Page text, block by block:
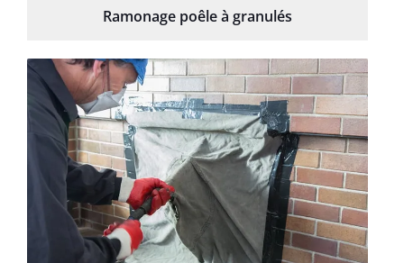
Ramonage poêle à granulés